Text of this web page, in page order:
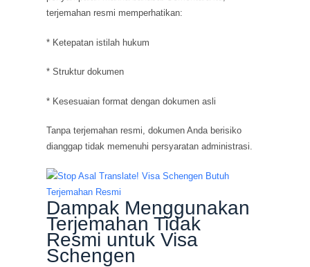
terjemahan resmi memperhatikan:
* Ketepatan istilah hukum
* Struktur dokumen
* Kesesuaian format dengan dokumen asli
Tanpa terjemahan resmi, dokumen Anda berisiko
dianggap tidak memenuhi persyaratan administrasi.
Dampak Menggunakan
Terjemahan Tidak
Resmi untuk Visa
Schengen